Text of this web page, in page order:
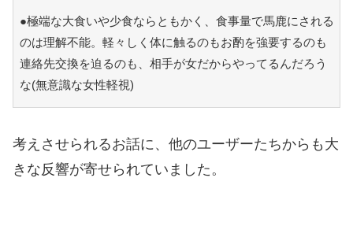
●極端な大食いや少食ならともかく、食事量で馬鹿にされる
のは理解不能。軽々しく体に触るのもお酌を強要するのも
連絡先交換を迫るのも、相手が女だからやってるんだろう
な(無意識な女性軽視)
考えさせられるお話に、他のユーザーたちからも大
きな反響が寄せられていました。